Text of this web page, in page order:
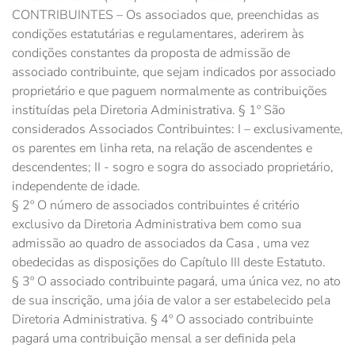
CONTRIBUINTES – Os associados que, preenchidas as
condições estatutárias e regulamentares, aderirem às
condições constantes da proposta de admissão de
associado contribuinte, que sejam indicados por associado
proprietário e que paguem normalmente as contribuições
instituídas pela Diretoria Administrativa. § 1º São
considerados Associados Contribuintes: I – exclusivamente,
os parentes em linha reta, na relação de ascendentes e
descendentes; II - sogro e sogra do associado proprietário,
independente de idade.
§ 2º O número de associados contribuintes é critério
exclusivo da Diretoria Administrativa bem como sua
admissão ao quadro de associados da Casa , uma vez
obedecidas as disposições do Capítulo III deste Estatuto.
§ 3º O associado contribuinte pagará, uma única vez, no ato
de sua inscrição, uma jóia de valor a ser estabelecido pela
Diretoria Administrativa. § 4º O associado contribuinte
pagará uma contribuição mensal a ser definida pela